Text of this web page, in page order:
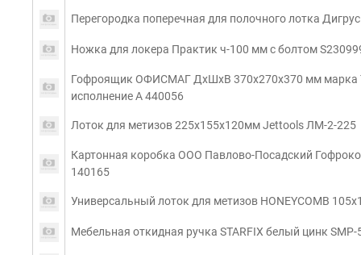
Перегородка поперечная для полочного лотка
Ножка для локера Практик ч-100 мм с болтом
Гофроящик ОФИСМАГ ДхШхВ 370х270х370 мм марка
исполнение А 440056
Лоток для метизов 225х155х120мм Jettools ЛМ-2-225
Картонная коробка ООО Павлово-Посадский
140165
Универсальный лоток для метизов HONEYCOMB
Мебельная откидная ручка STARFIX белый цинк SMP-